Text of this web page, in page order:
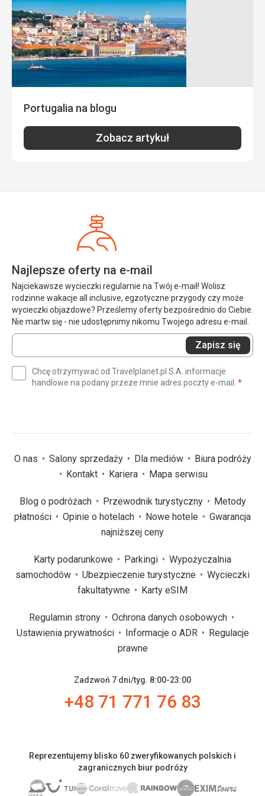
Usługi
Recepcja bardzo miła i pomocna, angielski na wysokim
poziomie stąd nie było problemu z komunikacją. Za
dodatkową opłatą 20EUR można zostać w pokoju dłużej.
Przy opcji standard w pokoju nie ma czajnika i lodówki. Z
hotelu bezpośredni dojazd komunikacją do centrum. Duży
parking samochodowy.
Portugalia na blogu
Zobacz artykuł
Najlepsze oferty na e-mail
Najciekawsze wycieczki regularnie na Twój e-mail! Wolisz
rodzinne wakacje all inclusive, egzotyczne przygody czy może
wycieczki objazdowe? Prześlemy oferty bezpośrednio do Ciebie.
Nie martw się - nie udostępnimy nikomu Twojego adresu e-mail.
Wprowadź
swój
(wymagane)
Zapisz się
Chcę otrzymywać od Travelplanet.pl S.A. informacje
handlowe na podany przeze mnie adres poczty e-mail. *
O nas Salony sprzedaży Dla mediów
Biura podróży
Kontakt
Kariera Mapa serwisu
Blog o podróżach Przewodnik turystyczny
Metody
płatności
Opinie o hotelach Nowe hotele
Gwarancja
najniższej ceny
Karty podarunkowe Parkingi
Wypożyczalnia
samochodów
Ubezpieczenie turystyczne
Wycieczki
fakultatywne
Karty eSIM
Regulamin strony
Ochrona danych osobowych
Ustawienia prywatności
Informacje o ADR
Regulacje
prawne
Zadzwoń 7 dni/tyg. 8:00-23:00
+48 71 771 76 83
Reprezentujemy blisko 60 zweryfikowanych polskich i
zagranicznych biur podróży